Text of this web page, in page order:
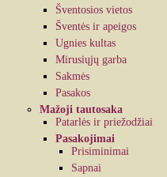
Šventosios vietos
Šventės ir apeigos
Ugnies kultas
Mirusiųjų garba
Sakmės
Pasakos
Mažoji tautosaka
Patarlės ir priežodžiai
Pasakojimai
Prisiminimai
Sapnai